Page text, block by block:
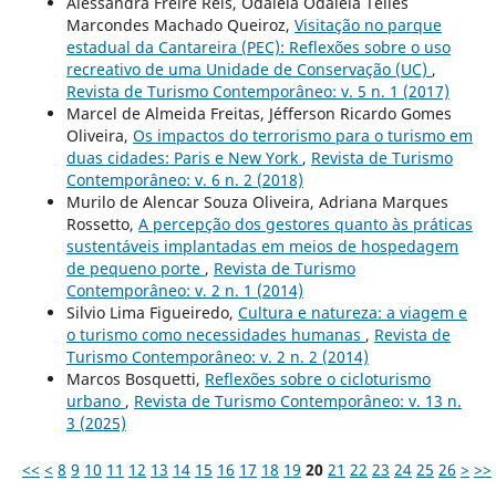
Marcondes Machado Queiroz, Visitação no parque
estadual da Cantareira (PEC): Reflexões sobre o uso
recreativo de uma Unidade de Conservação (UC) ,
Revista de Turismo Contemporâneo: v. 5 n. 1 (2017)
Marcel de Almeida Freitas, Jéfferson Ricardo Gomes
Oliveira, Os impactos do terrorismo para o turismo em
duas cidades: Paris e New York , Revista de Turismo
Contemporâneo: v. 6 n. 2 (2018)
Murilo de Alencar Souza Oliveira, Adriana Marques
Rossetto, A percepção dos gestores quanto às práticas
sustentáveis implantadas em meios de hospedagem
de pequeno porte , Revista de Turismo
Contemporâneo: v. 2 n. 1 (2014)
Silvio Lima Figueiredo, Cultura e natureza: a viagem e
o turismo como necessidades humanas , Revista de
Turismo Contemporâneo: v. 2 n. 2 (2014)
Marcos Bosquetti, Reflexões sobre o cicloturismo
urbano , Revista de Turismo Contemporâneo: v. 13 n.
3 (2025)
<< < 8 9 10 11 12 13 14 15 16 17 18 19 20 21 22 23 24 25 26 > >>